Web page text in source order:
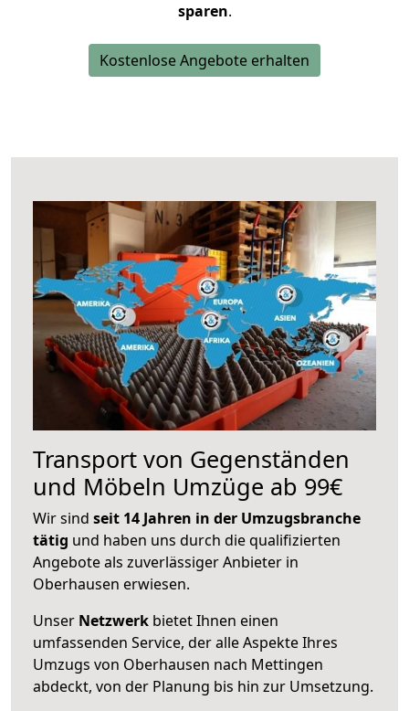
sparen.
Kostenlose Angebote erhalten
Transport von Gegenständen
und Möbeln Umzüge ab 99€
Wir sind seit 14 Jahren in der Umzugsbranche
tätig und haben uns durch die qualifizierten
Angebote als zuverlässiger Anbieter in
Oberhausen erwiesen.
Unser Netzwerk bietet Ihnen einen
umfassenden Service, der alle Aspekte Ihres
Umzugs von Oberhausen nach Mettingen
abdeckt, von der Planung bis hin zur Umsetzung.